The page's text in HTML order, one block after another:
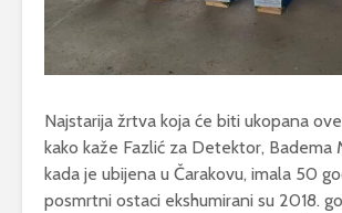
Najstarija žrtva koja će biti ukopana
kako kaže Fazlić za Detektor, Badema
kada je ubijena u Čarakovu, imala 50
posmrtni ostaci ekshumirani su 2018.